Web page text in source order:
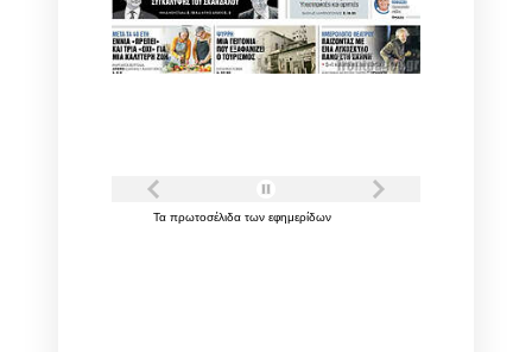
Τα πρωτοσέλιδα των εφημερίδων